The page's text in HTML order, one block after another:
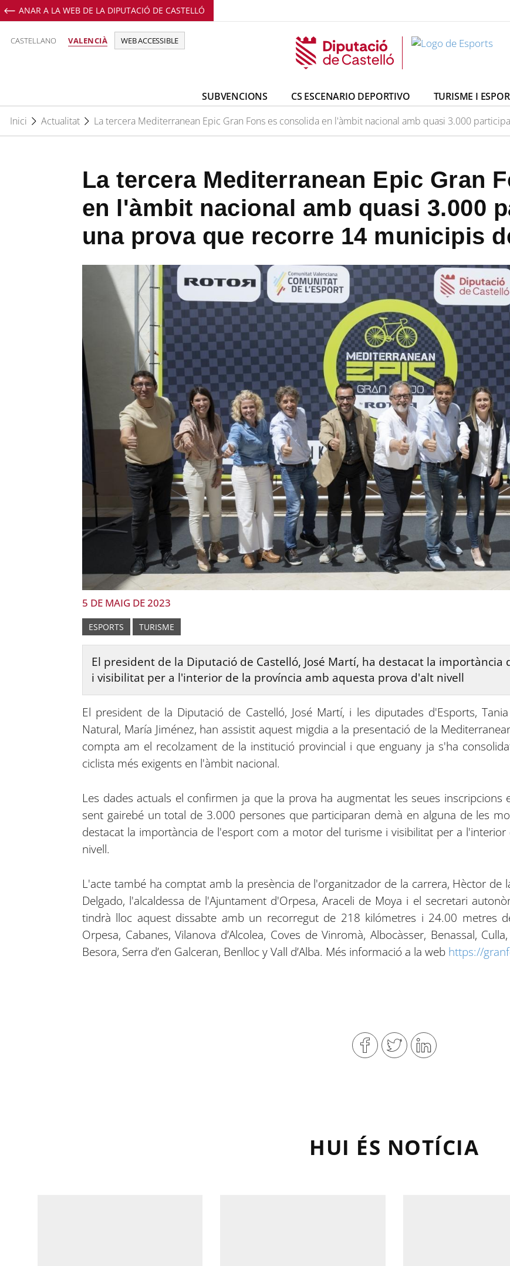
ANAR A LA WEB DE LA DIPUTACIÓ DE CASTELLÓ
CASTELLANO VALENCIÀ WEB ACCESSIBLE
SUBVENCIONS CS ESCENARIO DEPORTIVO TURISME I
Inici
Actualitat La tercera Mediterranean Epic Gran Fons es consolida en l'àmbit nacional amb quasi 3.000
La tercera Mediterranean Epic Gran
en l'àmbit nacional amb quasi 3.000
una prova que recorre 14 municipis
5 DE MAIG DE 2023
ESPORTS TURISME
El president de la Diputació de Castelló, José Martí, ha destacat la
i visibilitat per a l'interior de la província amb aquesta prova d'alt nivell
El president de la Diputació de Castelló, José Martí, i les diputades d'Esports,
Natural, María Jiménez, han assistit aquest migdia a la presentació de la
compta am el recolzament de la institució provincial i que enguany ja s'ha
ciclista més exigents en l'àmbit nacional.
Les dades actuals el confirmen ja que la prova ha augmentat les seues inscripcions
sent gairebé un total de 3.000 persones que participaran demà en alguna de les
destacat la importància de l'esport com a motor del turisme i visibilitat per a
nivell.
L'acte també ha comptat amb la presència de l'organitzador de la carrera, Hèctor de
Delgado, l'alcaldessa de l'Ajuntament d'Orpesa, Araceli de Moya i el secretari
tindrà lloc aquest dissabte amb un recorregut de 218 kilómetres i 24.00 metres
Orpesa, Cabanes, Vilanova d’Alcolea, Coves de Vinromà, Albocàsser, Benassal,
Besora, Serra d’en Galceran, Benlloc y Vall d’Alba. Més informació a la web https://
HUI ÉS NOTÍCIA